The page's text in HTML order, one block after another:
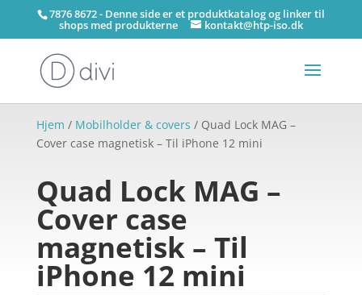
7876 8672 - Denne side er et produktkatalog og linker til
shops med produkterne kontakt@htp-iso.dk
Hjem / Mobilholder & covers / Quad Lock MAG –
Cover case magnetisk – Til iPhone 12 mini
Quad Lock MAG –
Cover case
magnetisk – Til
iPhone 12 mini